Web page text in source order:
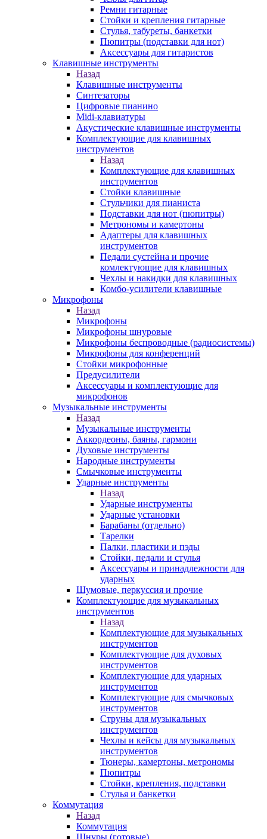
Ремни гитарные
Стойки и крепления гитарные
Стулья, табуреты, банкетки
Пюпитры (подставки для нот)
Аксессуары для гитаристов
Клавишные инструменты
Назад
Клавишные инструменты
Синтезаторы
Цифровые пианино
Midi-клавиатуры
Акустические клавишные инструменты
Комплектующие для клавишных
инструментов
Назад
Комплектующие для клавишных
инструментов
Стойки клавишные
Стульчики для пианиста
Подставки для нот (пюпитры)
Метрономы и камертоны
Адаптеры для клавишных
инструментов
Педали сустейна и прочие
комлектующие для клавишных
Чехлы и накидки для клавишных
Комбо-усилители клавишные
Микрофоны
Назад
Микрофоны
Микрофоны шнуровые
Микрофоны беспроводные (радиосистемы)
Микрофоны для конференций
Стойки микрофонные
Предусилители
Аксессуары и комплектующие для
микрофонов
Музыкальные инструменты
Назад
Музыкальные инструменты
Аккордеоны, баяны, гармони
Духовые инструменты
Народные инструменты
Смычковые инструменты
Ударные инструменты
Назад
Ударные инструменты
Ударные установки
Барабаны (отдельно)
Тарелки
Палки, пластики и пэды
Стойки, педали и стулья
Аксессуары и принадлежности для
ударных
Шумовые, перкуссия и прочие
Комплектующие для музыкальных
инструментов
Назад
Комплектующие для музыкальных
инструментов
Комплектующие для духовых
инструментов
Комплектующие для ударных
инструментов
Комплектующие для смычковых
инструментов
Струны для музыкальных
инструментов
Чехлы и кейсы для музыкальных
инструментов
Тюнеры, камертоны, метрономы
Пюпитры
Стойки, крепления, подставки
Стулья и банкетки
Коммутация
Назад
Коммутация
Шнуры (готовые)